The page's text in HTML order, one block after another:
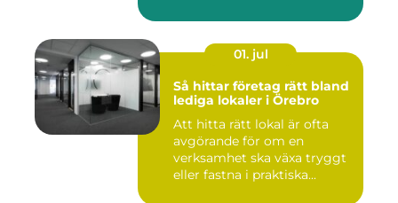
01. jul
Så hittar företag rätt bland
lediga lokaler i Örebro
Att hitta rätt lokal är ofta
avgörande för om en
verksamhet ska växa tryggt
eller fastna i praktiska...